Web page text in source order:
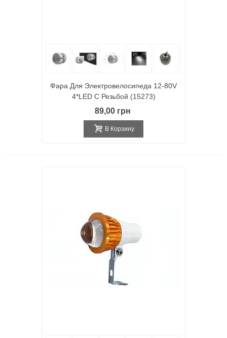
Фара Для Электровелосипеда 12-80V
4*LED С Резьбой (15273)
89,00 грн
В Корзину